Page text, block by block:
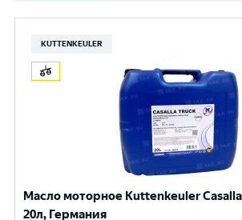
KUTTENKEULER
Масло моторное Kuttenkeuler Casalla
20л, Германия